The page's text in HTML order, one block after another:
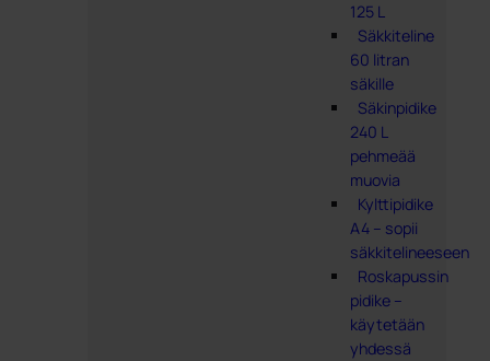
125 L
Säkkiteline
60 litran
säkille
Säkinpidike
240 L
pehmeää
muovia
Kylttipidike
A4 – sopii
säkkitelineeseen
Roskapussin
pidike –
käytetään
yhdessä